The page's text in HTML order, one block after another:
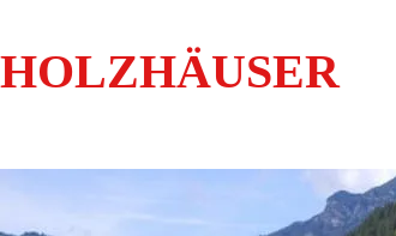
HOLZHÄUSER